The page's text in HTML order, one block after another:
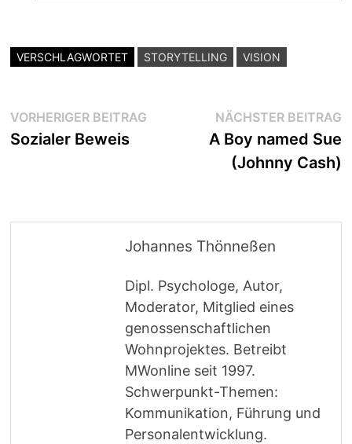
VERSCHLAGWORTET STORYTELLING VISION
Beitragsnavigation
VORHERIGER BEITRAG Vorheriger
Sozialer Beweis
NÄCHSTER BEITRAG
A Boy named Sue
(Johnny Cash)
Johannes Thönneßen
Dipl. Psychologe, Autor,
Moderator, Mitglied eines
genossenschaftlichen
Wohnprojektes. Betreibt
MWonline seit 1997.
Schwerpunkt-Themen:
Kommunikation, Führung und
Personalentwicklung.